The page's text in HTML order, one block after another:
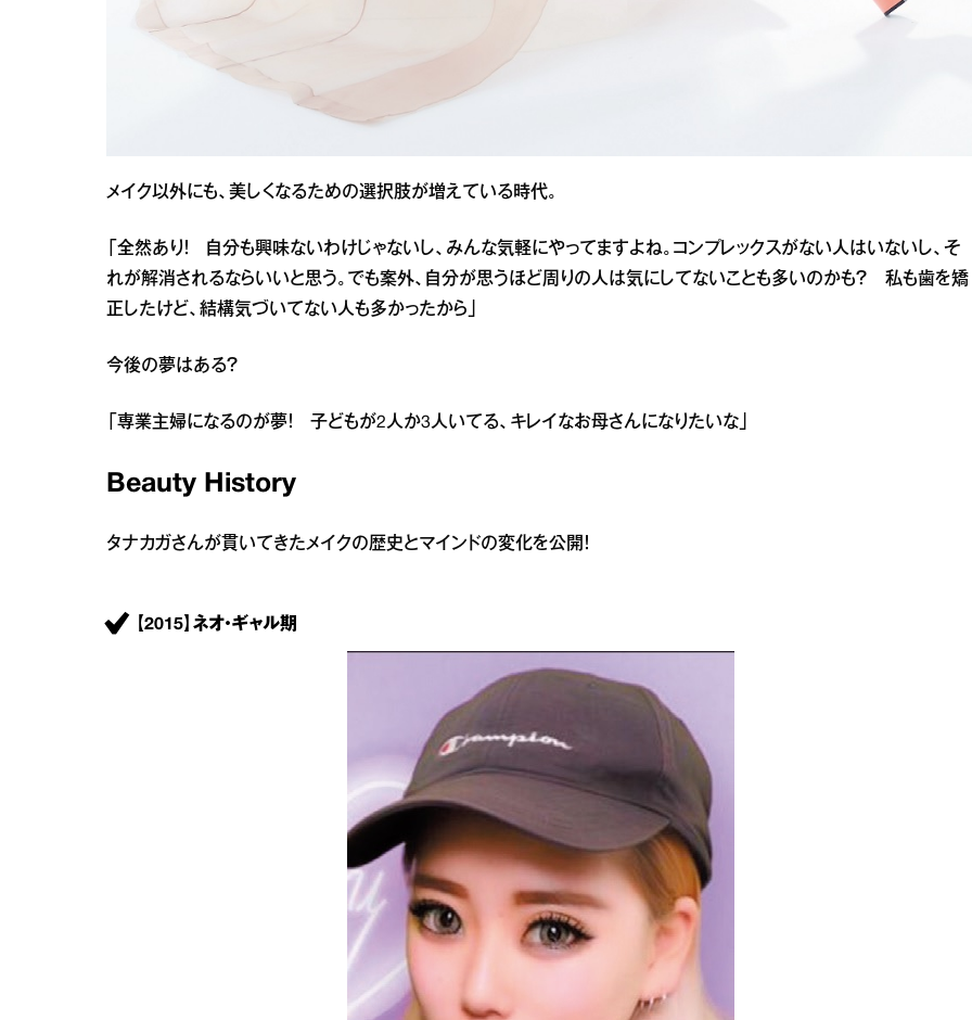
メイク以外にも、美しくなるための選択肢が増えている時代。
「全然あり！ 自分も興味ないわけじゃないし、みんな気軽にやってますよね。コンプレックスがない人はいないし、そ
れが解消されるならいいと思う。でも案外、自分が思うほど周りの人は気にしてないことも多いのかも？ 私も歯を矯
正したけど、結構気づいてない人も多かったから」
今後の夢はある？
「専業主婦になるのが夢！ 子どもが2人か3人いてる、キレイなお母さんになりたいな」
Beauty History
タナカガさんが貫いてきたメイクの歴史とマインドの変化を公開！
【2015】ネオ・ギャル期